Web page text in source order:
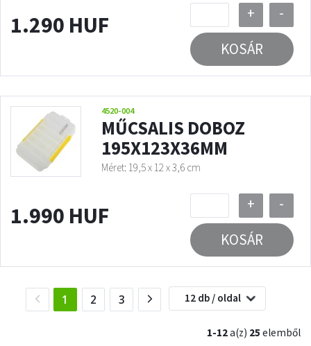
1.290 HUF +
-
KOSÁR
4520-004
MŰCSALIS DOBOZ
195X123X36MM
Méret: 19,5 x 12 x 3,6 cm
1.990 HUF +
-
KOSÁR
1 (current)
2 3 12 db / oldal
1-12a(z) 25 elemből